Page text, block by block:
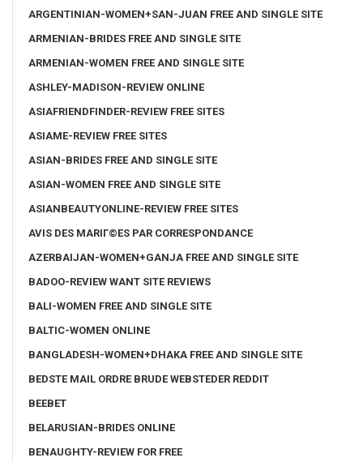
ARGENTINIAN-WOMEN+SAN-JUAN FREE AND SINGLE SITE
ARMENIAN-BRIDES FREE AND SINGLE SITE
ARMENIAN-WOMEN FREE AND SINGLE SITE
ASHLEY-MADISON-REVIEW ONLINE
ASIAFRIENDFINDER-REVIEW FREE SITES
ASIAME-REVIEW FREE SITES
ASIAN-BRIDES FREE AND SINGLE SITE
ASIAN-WOMEN FREE AND SINGLE SITE
ASIANBEAUTYONLINE-REVIEW FREE SITES
AVIS DES MARIГ©ES PAR CORRESPONDANCE
AZERBAIJAN-WOMEN+GANJA FREE AND SINGLE SITE
BADOO-REVIEW WANT SITE REVIEWS
BALI-WOMEN FREE AND SINGLE SITE
BALTIC-WOMEN ONLINE
BANGLADESH-WOMEN+DHAKA FREE AND SINGLE SITE
BEDSTE MAIL ORDRE BRUDE WEBSTEDER REDDIT
BEEBET
BELARUSIAN-BRIDES ONLINE
BENAUGHTY-REVIEW FOR FREE